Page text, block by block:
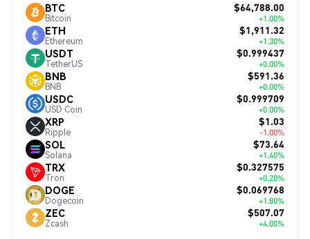
BTC
Bitcoin
$64,788.00
+1.00%
ETH
Ethereum
$1,911.32
+1.30%
USDT
TetherUS
$0.999437
+0.00%
BNB
BNB
$591.36
+0.00%
USDC
USD Coin
$0.999709
+0.00%
XRP
Ripple
$1.03
-1.00%
SOL
Solana
$73.64
+1.40%
TRX
Tron
$0.327575
+0.20%
DOGE
Dogecoin
$0.069768
+1.80%
ZEC
Zcash
$507.07
+4.00%